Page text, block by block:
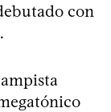
con